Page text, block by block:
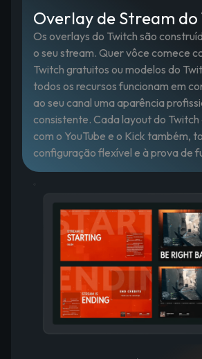
Overlay de Stream do
Os overlays do Twitch são
o seu stream. Quer vôce comece
Twitch gratuitos ou modelos do
todos os recursos funcionam em
ao seu canal uma aparência
consistente. Cada layout do
com o YouTube e o Kick também,
configuração flexível e à prova de